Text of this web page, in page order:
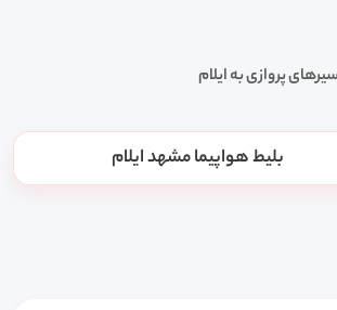
پروازی به ایلام
بلیط هواپیما مشهد ایلام